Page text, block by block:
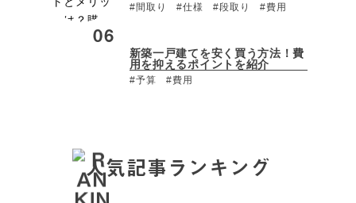
#間取り #仕様 #段取り #費用
新築一戸建てを安く買う方法！費
用を抑えるポイントを紹介
#予算 #費用
人気記事ランキング